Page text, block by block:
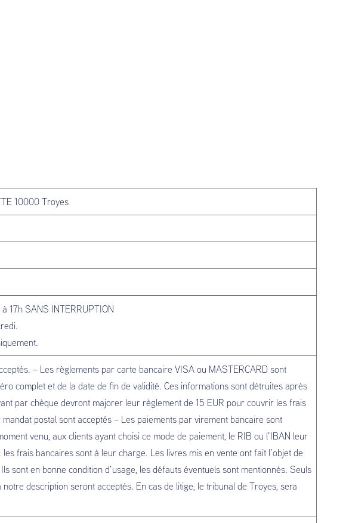
10000 Troyes
17h SANS INTERRUPTION
– Les règlements par carte bancaire VISA ou MASTERCARD sont
complet et de la date de fin de validité. Ces informations sont détruites après
par chèque devront majorer leur règlement de 15 EUR pour couvrir les frais
postal sont acceptés – Les paiements par virement bancaire sont
venu, aux clients ayant choisi ce mode de paiement, le RIB ou l’IBAN leur
frais bancaires sont à leur charge. Les livres mis en vente ont fait l’objet de
sont en bonne condition d’usage, les défauts éventuels sont mentionnés. Seuls
description seront acceptés. En cas de litige, le tribunal de Troyes, sera